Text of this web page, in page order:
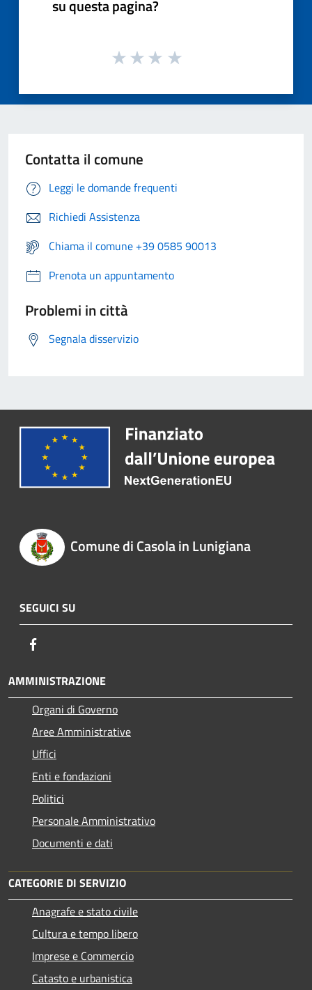
su questa pagina?
Contatta il comune
Leggi le domande frequenti
Richiedi Assistenza
Chiama il comune +39 0585 90013
Prenota un appuntamento
Problemi in città
Segnala disservizio
Comune di Casola in Lunigiana
SEGUICI SU
AMMINISTRAZIONE
Organi di Governo
Aree Amministrative
Uffici
Enti e fondazioni
Politici
Personale Amministrativo
Documenti e dati
CATEGORIE DI SERVIZIO
Anagrafe e stato civile
Cultura e tempo libero
Imprese e Commercio
Catasto e urbanistica